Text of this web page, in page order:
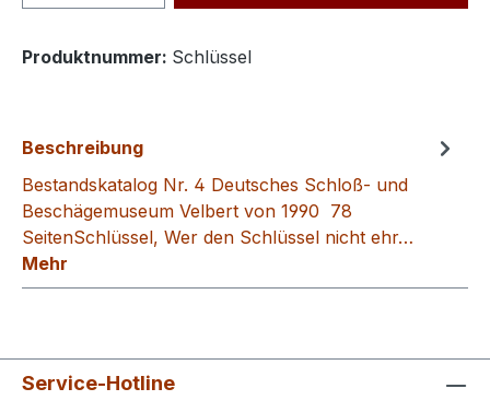
Produktnummer: Schlüssel
Beschreibung
Bestandskatalog Nr. 4 Deutsches Schloß- und
Beschägemuseum Velbert von 1990 78
SeitenSchlüssel, Wer den Schlüssel nicht ehr…
Mehr
Service-Hotline